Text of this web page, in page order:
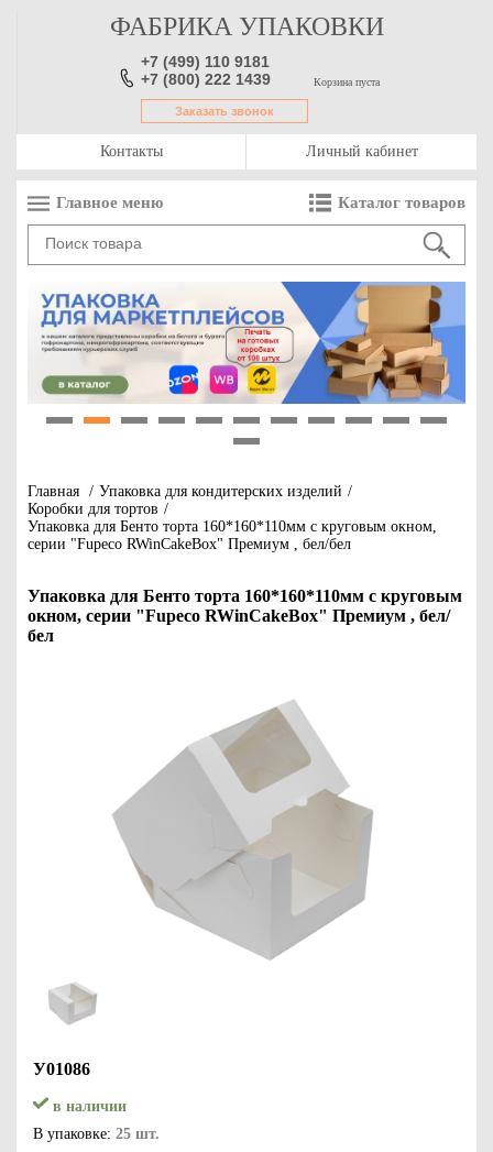
ФАБРИКА УПАКОВКИ
+7 (499) 110 9181
+7 (800) 222 1439
Заказать звонок
Корзина пуста
Контакты Личный кабинет
Главное меню Каталог товаров
Главная / Упаковка для кондитерских изделий /
Коробки для тортов /
Упаковка для Бенто торта 160*160*110мм с круговым окном,
серии "Fupeco RWinCakeBox" Премиум , бел/бел
Упаковка для Бенто торта 160*160*110мм с круговым
окном, серии "Fupeco RWinCakeBox" Премиум , бел/
бел
У01086
в наличии
В упаковке: 25 шт.